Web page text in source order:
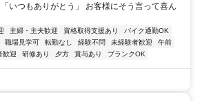
いつもありがとう」 お客様にそう言って喜ん
主婦・主夫歓迎 資格取得支援あり
バイク通勤OK
職場見学可 転勤なし 経験不問 未経験者歓迎
午前
歓迎 研修あり 夕方 賞与あり ブランクOK